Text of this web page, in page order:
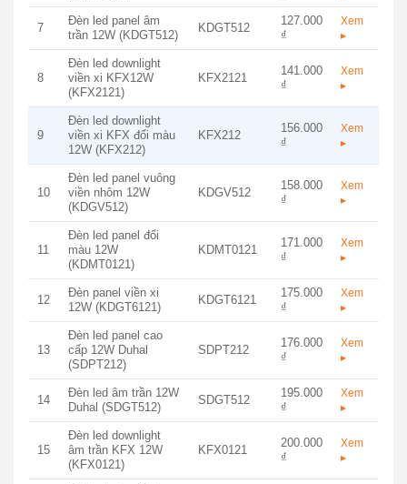
7
Đèn led panel âm
trần 12W (KDGT512)
KDGT512
127.000
₫
Xem
▸
8
Đèn led downlight
viền xi KFX12W
(KFX2121)
KFX2121
141.000
₫
Xem
▸
9
Đèn led downlight
viền xi KFX đổi màu
12W (KFX212)
KFX212
156.000
₫
Xem
▸
10
Đèn led panel vuông
viền nhôm 12W
(KDGV512)
KDGV512
158.000
₫
Xem
▸
11
Đèn led panel đổi
màu 12W
(KDMT0121)
KDMT0121
171.000
₫
Xem
▸
12
Đèn panel viền xi
12W (KDGT6121)
KDGT6121
175.000
₫
Xem
▸
13
Đèn led panel cao
cấp 12W Duhal
(SDPT212)
SDPT212
176.000
₫
Xem
▸
14
Đèn led âm trần 12W
Duhal (SDGT512)
SDGT512
195.000
₫
Xem
▸
15
Đèn led downlight
âm trần KFX 12W
(KFX0121)
KFX0121
200.000
₫
Xem
▸